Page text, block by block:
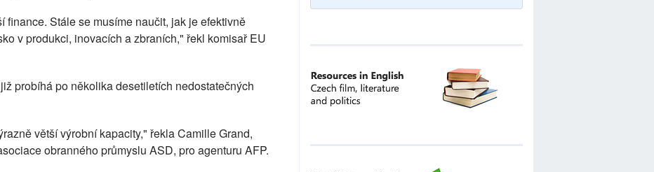
finance. Stále se musíme naučit, jak je efektivně
v produkci, inovacích a zbraních," řekl komisař EU
probíhá po několika desetiletích nedostatečných
větší výrobní kapacity," řekla Camille Grand,
obranného průmyslu ASD, pro agenturu AFP.